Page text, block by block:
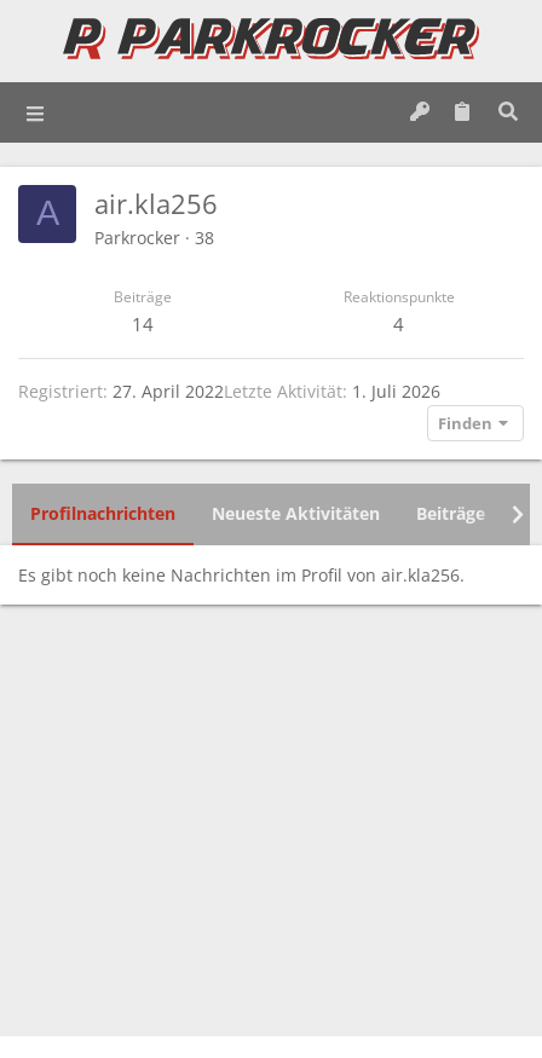
A air.kla256
Parkrocker · 38
Beiträge
14
Reaktionspunkte
4
Registriert 27. April 2022Letzte Aktivität 1. Juli 2026
Finden
Profilnachrichten Neueste Aktivitäten Beiträge
Es gibt noch keine Nachrichten im Profil von air.kla256.